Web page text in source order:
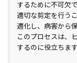
するために不可欠で
適切な剪定を行う
適化し、病害から
このプロセスは、
するのに役立ちます